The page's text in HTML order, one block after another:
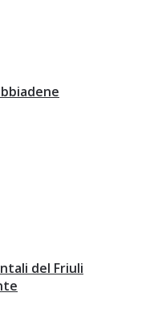
del Friuli